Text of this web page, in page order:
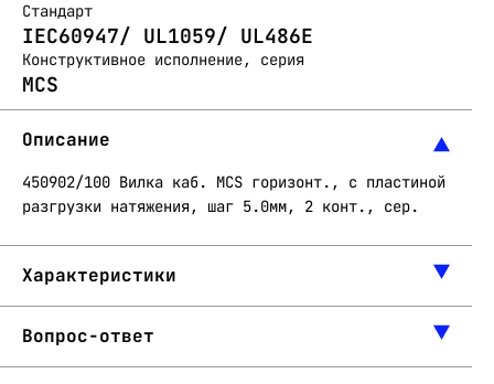
Стандарт
IEC60947/ UL1059/ UL486E
Конструктивное исполнение, серия
MCS
Описание
450902/100 Вилка каб. MCS горизонт., с пластиной
разгрузки натяжения, шаг 5.0мм, 2 конт., сер.
Характеристики
Вопрос-ответ